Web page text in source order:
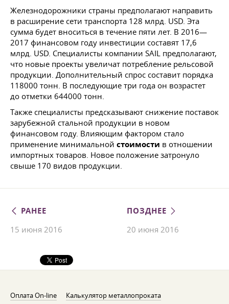
Железнодорожники страны предполагают направить
в расширение сети транспорта 128 млрд. USD. Эта
сумма будет вноситься в течение пяти лет. В 2016—
2017 финансовом году инвестиции составят 17,6
млрд. USD. Специалисты компании SAIL предполагают,
что новые проекты увеличат потребление рельсовой
продукции. Дополнительный спрос составит порядка
118000 тонн. В последующие три года он возрастет
до отметки 644000 тонн.
Также специалисты предсказывают снижение поставок
зарубежной стальной продукции в новом
финансовом году. Влияющим фактором стало
применение минимальной стоимости в отношении
импортных товаров. Новое положение затронуло
свыше 170 видов продукции.
РАНЕЕ
15 июня 2016
ПОЗДНЕЕ
20 июня 2016
Оплата On-line Калькулятор металлопроката